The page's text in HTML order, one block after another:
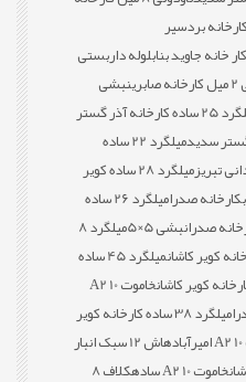
میلگردآجدار20 کارخانه بردسیر
لوله داربستی
نبشی
میلگرد 25 ساده کارخانه آذر گستر
میلگرد 22 ساده
تبریز
میلگرد 28 ساده کویر
کارخانه صدرا
میلگرد 26 ساده
نبشی 5×5
میلگرد 8
میلگرد 45 ساده
خاموت 10 A2
میلگرد 38 ساده کارخانه کویر
هاش 12 سبک انبار
خاموت 10 A2 ساده
کلاف 8